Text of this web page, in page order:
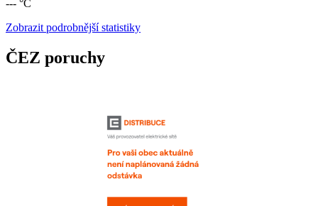
--- °C
Zobrazit podrobnější statistiky
ČEZ poruchy